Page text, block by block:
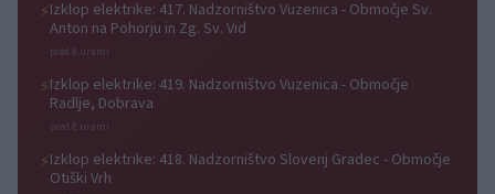
⚡Izklop elektrike: 417. Nadzorništvo Vuzenica - Območje Sv.
Anton na Pohorju in Zg. Sv. Vid
pred 8 urami
⚡Izklop elektrike: 419. Nadzorništvo Vuzenica - Območje
Radlje, Dobrava
pred 8 urami
⚡Izklop elektrike: 418. Nadzorništvo Slovenj Gradec - Območje
Otiški Vrh